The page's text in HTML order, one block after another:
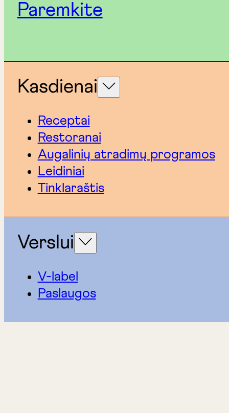
Paremkite
Kasdienai
Receptai
Restoranai
Augalinių atradimų programos
Leidiniai
Tinklaraštis
Verslui
V-label
Paslaugos